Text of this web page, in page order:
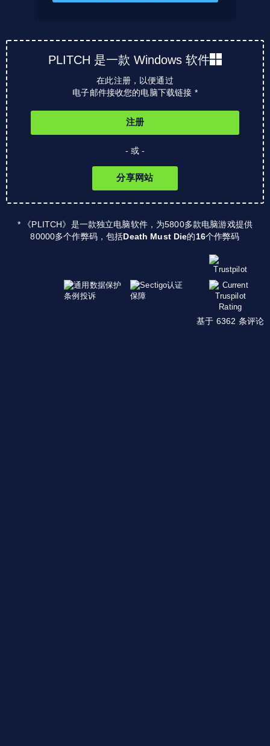
PLITCH 是一款 Windows 软件
在此注册，以便通过
电子邮件接收您的电脑下载链接 *
注册
- 或 -
分享网站
* 《PLITCH》是一款独立电脑软件，为5800多款电脑游戏提供
80000多个作弊码，包括Death Must Die的16个作弊码
基于 6362 条评论